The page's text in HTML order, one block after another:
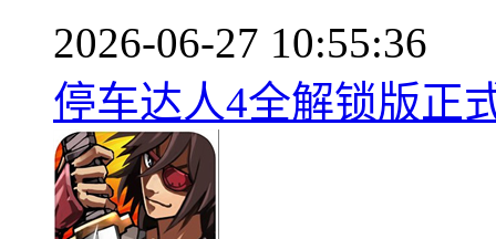
2026-06-27 10:55:36
停车达人4全解锁版正